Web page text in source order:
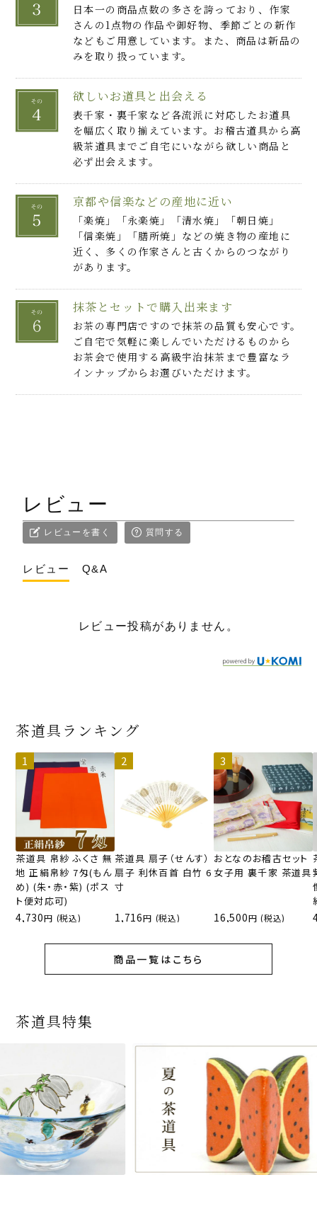
日本一の商品点数の多さを誇っており、作家
さんの1点物の作品や御好物、季節ごとの新作
などもご用意しています。また、商品は新品の
みを取り扱っています。
欲しいお道具と出会える
表千家・裏千家など各流派に対応したお道具
を幅広く取り揃えています。お稽古道具から高
級茶道具までご自宅にいながら欲しい商品と
必ず出会えます。
京都や信楽などの産地に近い
「楽焼」「永楽焼」「清水焼」「朝日焼」
「信楽焼」「膳所焼」などの焼き物の産地に
近く、多くの作家さんと古くからのつながり
があります。
抹茶とセットで購入出来ます
お茶の専門店ですので抹茶の品質も安心です。
ご自宅で気軽に楽しんでいただけるものから
お茶会で使用する高級宇治抹茶まで豊富なラ
インナップからお選びいただけます。
レビュー
レビューを書く 質問する
レビュー Q&A
レビュー投稿がありません。
茶道具ランキング
茶道具 帛紗 ふくさ 無
地 正絹帛紗 7匁(もん
め) (朱・赤・紫) (ポス
ト便対応可)
4,730 (税込)
茶道具 扇子（せんす）
扇子 利休百首 白竹 6
寸
1,716 (税込)
おとなのお稽古セット
女子用 裏千家 茶道具
16,500 (税込)
商品一覧はこちら
茶道具特集